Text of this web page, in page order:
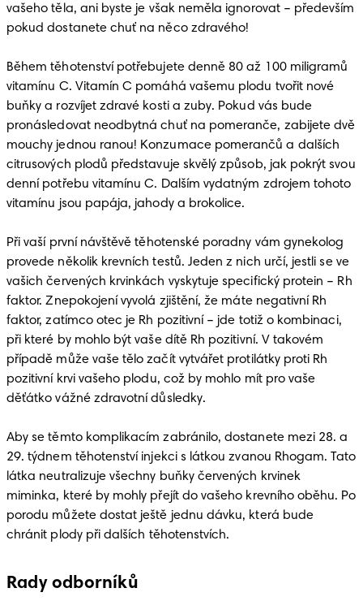
vašeho těla, ani byste je však neměla ignorovat – především
pokud dostanete chuť na něco zdravého!
Během těhotenství potřebujete denně 80 až 100 miligramů
vitamínu C. Vitamín C pomáhá vašemu plodu tvořit nové
buňky a rozvíjet zdravé kosti a zuby. Pokud vás bude
pronásledovat neodbytná chuť na pomeranče, zabijete dvě
mouchy jednou ranou! Konzumace pomerančů a dalších
citrusových plodů představuje skvělý způsob, jak pokrýt svou
denní potřebu vitamínu C. Dalším vydatným zdrojem tohoto
vitamínu jsou papája, jahody a brokolice.
Při vaší první návštěvě těhotenské poradny vám gynekolog
provede několik krevních testů. Jeden z nich určí, jestli se ve
vašich červených krvinkách vyskytuje specifický protein – Rh
faktor. Znepokojení vyvolá zjištění, že máte negativní Rh
faktor, zatímco otec je Rh pozitivní – jde totiž o kombinaci,
při které by mohlo být vaše dítě Rh pozitivní. V takovém
případě může vaše tělo začít vytvářet protilátky proti Rh
pozitivní krvi vašeho plodu, což by mohlo mít pro vaše
děťátko vážné zdravotní důsledky.
Aby se těmto komplikacím zabránilo, dostanete mezi 28. a
29. týdnem těhotenství injekci s látkou zvanou Rhogam. Tato
látka neutralizuje všechny buňky červených krvinek
miminka, které by mohly přejít do vašeho krevního oběhu. Po
porodu můžete dostat ještě jednu dávku, která bude
chránit plody při dalších těhotenstvích.
Rady odborníků